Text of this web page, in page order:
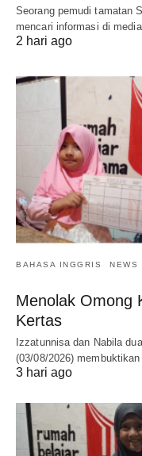
Seorang pemudi tamatan
mencari informasi di
2 hari ago
BAHASA INGGRIS NEWS
Menolak Omong
Kertas
Izzatunnisa dan Nabila
(03/08/2026)
3 hari ago